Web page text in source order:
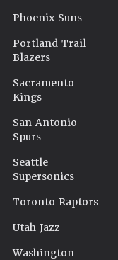
Phoenix Suns
Portland Trail
Blazers
Sacramento
Kings
San Antonio
Spurs
Seattle
Supersonics
Toronto Raptors
Utah Jazz
Washington